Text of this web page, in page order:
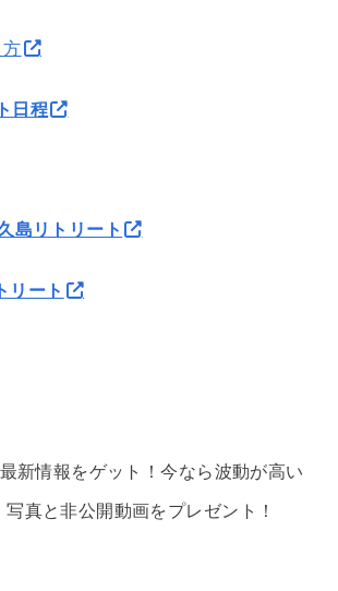
日程
島リトリート
リート
新情報をゲット！今なら波動が高い
写真と非公開動画をプレゼント！